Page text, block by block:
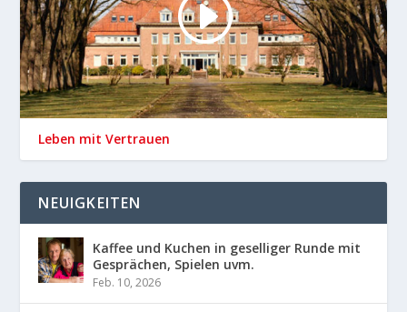
Leben mit Vertrauen
NEUIGKEITEN
Kaffee und Kuchen in geselliger Runde mit
Gesprächen, Spielen uvm.
Feb. 10, 2026